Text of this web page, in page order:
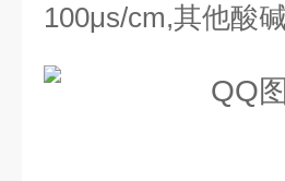
100μs/cm,其他酸